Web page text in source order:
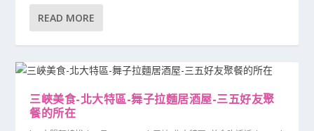
READ MORE
三峽美食-北大特區-舞子拉麵居酒屋-三五好友聚
餐的所在